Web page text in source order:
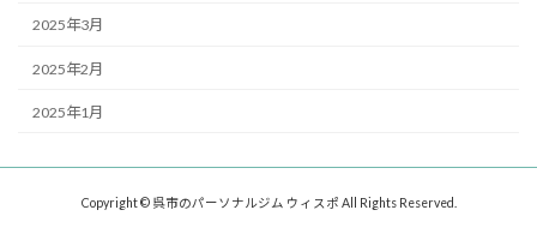
2025年3月
2025年2月
2025年1月
Copyright © 呉市のパーソナルジム ウィスポ All Rights Reserved.